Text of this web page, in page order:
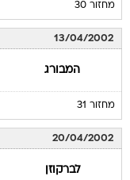
מחזור 30
13/04/2002
המבורג
מחזור 31
20/04/2002
לברקוזן